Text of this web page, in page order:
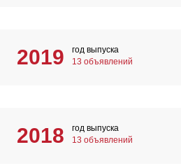
2019
год выпуска
13 объявлений
2018
год выпуска
13 объявлений